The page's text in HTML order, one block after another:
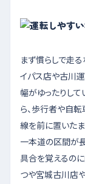
まず慣らしで走
イパス店や古川
幅がゆったりし
ら、歩行者や自
線を前に置いた
一本道の区間が
具合を覚えるの
つや宮城古川店